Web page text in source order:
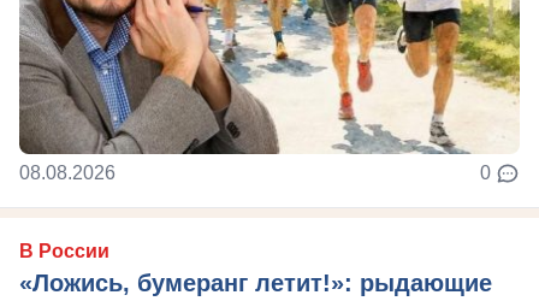
08.08.2026 0
В России
«Ложись, бумеранг летит!»: рыдающие